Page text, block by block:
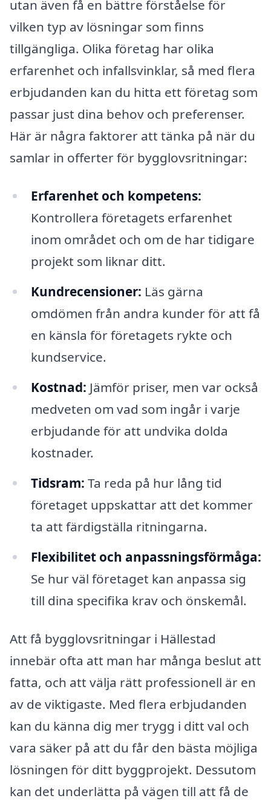
utan även få en bättre förståelse för
vilken typ av lösningar som finns
tillgängliga. Olika företag har olika
erfarenhet och infallsvinklar, så med flera
erbjudanden kan du hitta ett företag som
passar just dina behov och preferenser.
Här är några faktorer att tänka på när du
samlar in offerter för bygglovsritningar:
Erfarenhet och kompetens:
Kontrollera företagets erfarenhet
inom området och om de har tidigare
projekt som liknar ditt.
Kundrecensioner: Läs gärna
omdömen från andra kunder för att få
en känsla för företagets rykte och
kundservice.
Kostnad: Jämför priser, men var också
medveten om vad som ingår i varje
erbjudande för att undvika dolda
kostnader.
Tidsram: Ta reda på hur lång tid
företaget uppskattar att det kommer
ta att färdigställa ritningarna.
Flexibilitet och anpassningsförmåga:
Se hur väl företaget kan anpassa sig
till dina specifika krav och önskemål.
Att få bygglovsritningar i Hällestad
innebär ofta att man har många beslut att
fatta, och att välja rätt professionell är en
av de viktigaste. Med flera erbjudanden
kan du känna dig mer trygg i ditt val och
vara säker på att du får den bästa möjliga
lösningen för ditt byggprojekt. Dessutom
kan det underlätta på vägen till att få de